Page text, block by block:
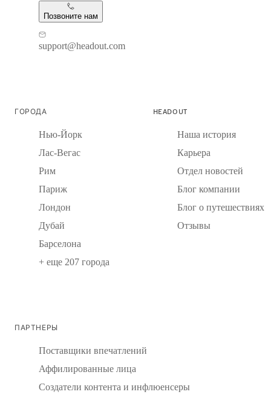
Позвоните нам
support@headout.com
ГОРОДА
Нью-Йорк
Лас-Вегас
Рим
Париж
Лондон
Дубай
Барселона
+ еще 207 города
HEADOUT
Наша история
Карьера
Отдел новостей
Блог компании
Блог о путешествиях
Отзывы
ПАРТНЕРЫ
Поставщики впечатлений
Аффилированные лица
Создатели контента и инфлюенсеры